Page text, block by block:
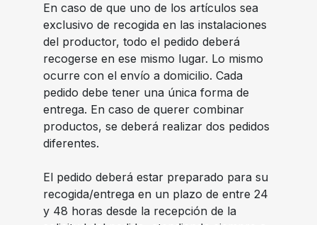
En caso de que uno de los artículos sea
exclusivo de recogida en las instalaciones
del productor, todo el pedido deberá
recogerse en ese mismo lugar. Lo mismo
ocurre con el envío a domicilio. Cada
pedido debe tener una única forma de
entrega. En caso de querer combinar
productos, se deberá realizar dos pedidos
diferentes.
El pedido deberá estar preparado para su
recogida/entrega en un plazo de entre 24
y 48 horas desde la recepción de la